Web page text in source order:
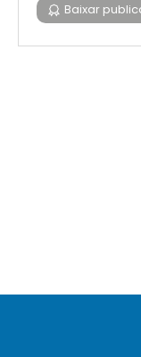
Baixar